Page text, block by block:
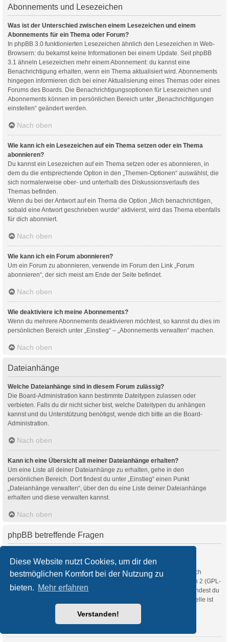
Diese Website nutzt Cookies, um dir den
bestmöglichen Komfort bei der Nutzung zu
bieten. Mehr erfahren
Verstanden!
Abonnements und Lesezeichen
Was ist der Unterschied zwischen einem Lesezeichen und einem
Abonnements für ein Thema oder Forum?
In phpBB 3.0 funktionierten Lesezeichen ähnlich den Lesezeichen in Web-
Browsern: du bekamst keine Informationen bei einem Update. Seit phpBB
3.1 ähneln Lesezeichen mehr einem Abonnement: du kannst eine
Benachrichtigung erhalten, wenn ein Thema aktualisiert wird. Abonnements
hingegen informieren dich bei einer Aktualisierung eines Themas oder eines
Forums des Boards. Die Benachrichtigungsoptionen für Lesezeichen und
Abonnements können im persönlichen Bereich unter „Benachrichtigungen
einstellen“ geändert werden.
Nach oben
Wie kann ich ein Lesezeichen auf ein Thema setzen oder ein Thema
abonnieren?
Du kannst ein Lesezeichen auf ein Thema setzen oder es abonnieren, in
dem du die entsprechende Option in den „Themen-Optionen“ auswählst, die
sich normalerweise ober- und unterhalb des Diskussionsverlaufs des
Themas befinden.
Wenn du bei der Antwort auf ein Thema die Option „Mich benachrichtigen,
sobald eine Antwort geschrieben wurde“ aktivierst, wird das Thema ebenfalls
für dich abonniert.
Nach oben
Wie kann ich ein Forum abonnieren?
Um ein Forum zu abonnieren, verwende im Forum den Link „Forum
abonnieren“, der sich meist am Ende der Seite befindet.
Nach oben
Wie deaktiviere ich meine Abonnements?
Wenn du mehrere Abonnements deaktivieren möchtest, so kannst du dies im
persönlichen Bereich unter „Einstieg“ – „Abonnements verwalten“ machen.
Nach oben
Dateianhänge
Welche Dateianhänge sind in diesem Forum zulässig?
Die Board-Administration kann bestimmte Dateitypen zulassen oder
verbieten. Falls du dir nicht sicher bist, welche Dateitypen du anhängen
kannst und du Unterstützung benötigst, wende dich bitte an die Board-
Administration.
Nach oben
Kann ich eine Übersicht all meiner Dateianhänge erhalten?
Um eine Liste all deiner Dateianhänge zu erhalten, gehe in den
persönlichen Bereich. Dort findest du unter „Einstieg“ einen Punkt
„Dateianhänge verwalten“, über den du eine Liste deiner Dateianhänge
erhalten und diese verwalten kannst.
Nach oben
phpBB betreffende Fragen
Diese Software (in ihrer unmodifizierten Fassung) wurde von
phpBB Limited
entwickelt und veröffentlicht. Sie ist urheberrechtlich
geschützt. Sie wurde unter der GNU General Public License, Version 2 (GPL-
2.0) veröffentlicht und kann frei vertrieben werden. Weitere Details findest du
. Eine deutschsprachige Anlaufstelle ist